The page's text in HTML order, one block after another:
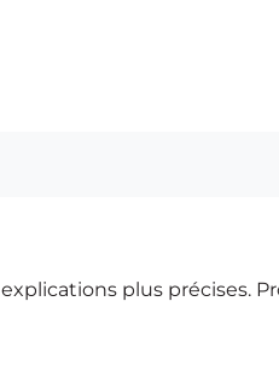
plus précises.